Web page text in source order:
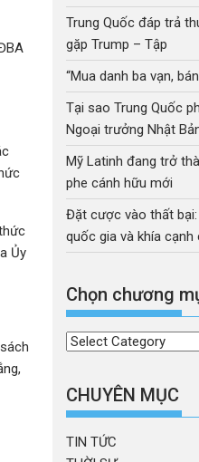
Ủy
Trung Quốc đáp trả
gặp Trump – Tập
“Mua danh ba vạn,
Tại sao Trung Quốc
Ngoại trưởng Nhật
Mỹ Latinh đang trở
phe cánh hữu mới
Đặt cược vào thất
quốc gia và khía
Chọn chương
Chọn
mục
CHUYÊN MỤC
TIN TỨC